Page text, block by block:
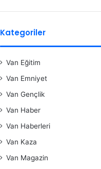
Kategoriler
Van Eğitim
Van Emniyet
Van Gençlik
Van Haber
Van Haberleri
Van Kaza
Van Magazin